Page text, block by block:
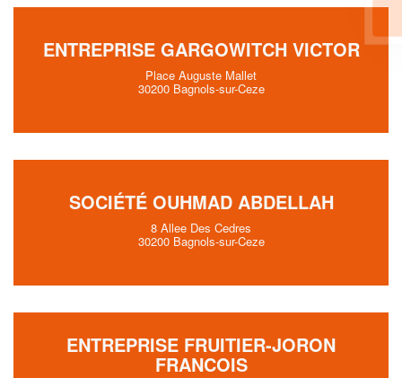
ENTREPRISE GARGOWITCH VICTOR
Place Auguste Mallet
30200 Bagnols-sur-Ceze
SOCIÉTÉ OUHMAD ABDELLAH
8 Allee Des Cedres
30200 Bagnols-sur-Ceze
ENTREPRISE FRUITIER-JORON
FRANCOIS